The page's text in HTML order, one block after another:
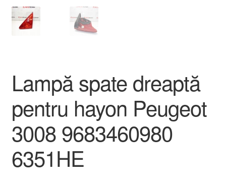
Plățile
Procedura de reclamație
Termeni si conditii
Lampă spate dreaptă
pentru hayon Peugeot
3008 9683460980
6351HE